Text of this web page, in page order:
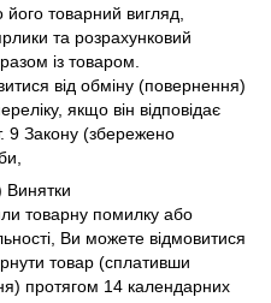
товарний вигляд,
та розрахунковий
із товаром.
від обміну (повернення)
якщо він відповідає
9 Закону (збережено
Винятки
товарну помилку або
Ви можете відмовитися
товар (сплативши
протягом 14 календарних